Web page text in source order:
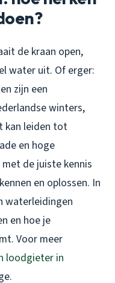
de kraan open,
water uit. Of erger:
zijn een
winters,
kan leiden tot
en hoge
de juiste kennis
en oplossen. In
waterleidingen
en hoe je
Voor meer
loodgieter in